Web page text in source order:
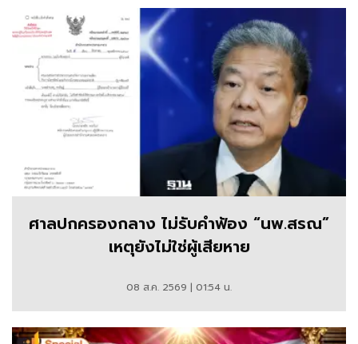
ศาลปกครองกลาง ไม่รับคำฟ้อง “นพ.สรณ”
เหตุยังไม่ใช่ผู้เสียหาย
08 ส.ค. 2569 | 01:54 น.